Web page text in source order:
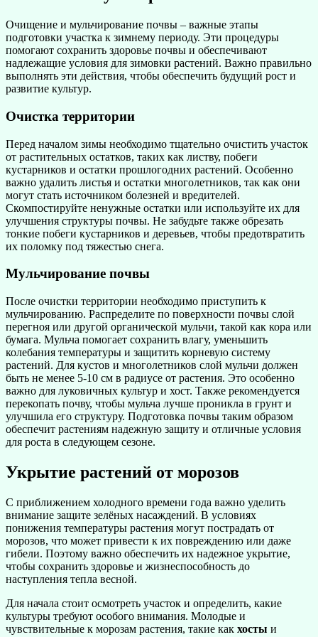
Очищение и мульчирование почвы – важные этапы
подготовки участка к зимнему периоду. Эти процедуры
помогают сохранить здоровье почвы и обеспечивают
надлежащие условия для зимовки растений. Важно правильно
выполнять эти действия, чтобы обеспечить будущий рост и
развитие культур.
Очистка территории
Перед началом зимы необходимо тщательно очистить участок
от растительных остатков, таких как листву, побеги
кустарников и остатки прошлогодних растений. Особенно
важно удалить листья и остатки многолетников, так как они
могут стать источником болезней и вредителей.
Скомпостируйте ненужные остатки или используйте их для
улучшения структуры почвы. Не забудьте также обрезать
тонкие побеги кустарников и деревьев, чтобы предотвратить
их поломку под тяжестью снега.
Мульчирование почвы
После очистки территории необходимо приступить к
мульчированию. Распределите по поверхности почвы слой
перегноя или другой органической мульчи, такой как кора или
бумага. Мульча помогает сохранить влагу, уменьшить
колебания температуры и защитить корневую систему
растений. Для кустов и многолетников слой мульчи должен
быть не менее 5-10 см в радиусе от растения. Это особенно
важно для луковичных культур и хост. Также рекомендуется
перекопать почву, чтобы мульча лучше проникла в грунт и
улучшила его структуру. Подготовка почвы таким образом
обеспечит растениям надежную защиту и отличные условия
для роста в следующем сезоне.
Укрытие растений от морозов
С приближением холодного времени года важно уделить
внимание защите зелёных насаждений. В условиях
понижения температуры растения могут пострадать от
морозов, что может привести к их повреждению или даже
гибели. Поэтому важно обеспечить их надежное укрытие,
чтобы сохранить здоровье и жизнеспособность до
наступления тепла весной.
Для начала стоит осмотреть участок и определить, какие
культуры требуют особого внимания. Молодые и
чувствительные к морозам растения, такие как хосты и